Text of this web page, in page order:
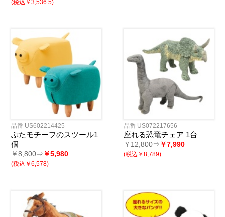
(税込￥3,536.5)
品番 US602214425
ぶたモチーフのスツール1
個
￥8,800⇒ ￥5,980
(税込￥6,578)
品番 US072217656
座れる恐竜チェア 1台
￥12,800⇒ ￥7,990
(税込￥8,789)